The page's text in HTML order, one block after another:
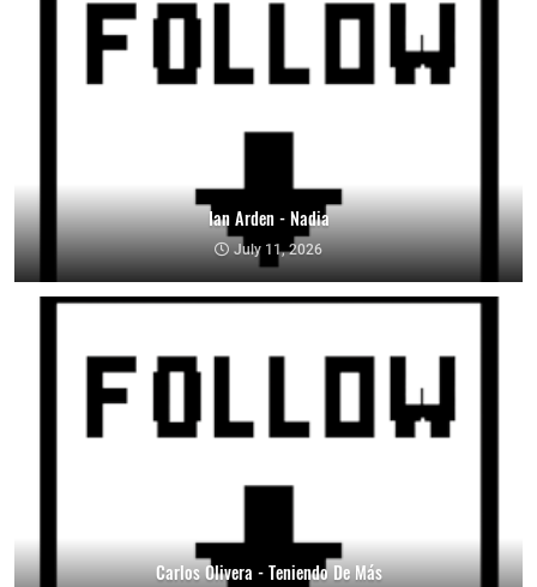
Ian Arden - Nadia
July 11, 2026
Carlos Olivera - Teniendo De Más